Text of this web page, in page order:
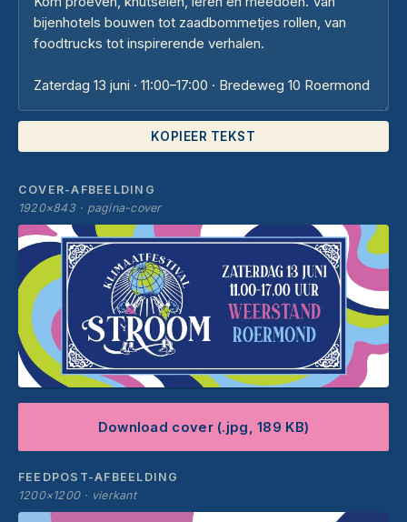
KOPIEER TEKST
COVER-AFBEELDING
1920×843 · pagina-cover
Download cover (.jpg, 189 KB)
FEEDPOST-AFBEELDING
1200×1200 · vierkant